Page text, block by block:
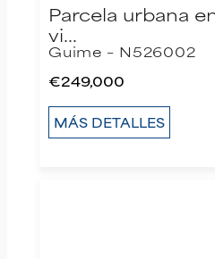
Parcela urbana
vi…
Guime – N526002
€249,000
MÁS DETALLES